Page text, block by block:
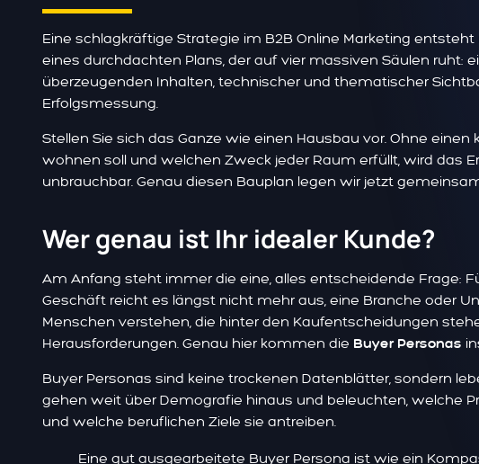
Eine schlagkräftige Strategie im B2B Online Marketing
eines durchdachten Plans, der auf vier massiven Säulen ruht:
überzeugenden Inhalten, technischer und thematischer
Erfolgsmessung.
Stellen Sie sich das Ganze wie einen Hausbau vor. Ohne
wohnen soll und welchen Zweck jeder Raum erfüllt, wird das
unbrauchbar. Genau diesen Bauplan legen wir jetzt
Wer genau ist Ihr idealer Kunde?
Am Anfang steht immer die eine, alles entscheidende Frage:
Geschäft reicht es längst nicht mehr aus, eine Branche oder
Menschen verstehen, die hinter den Kaufentscheidungen
Herausforderungen. Genau hier kommen die Buyer Personas
Buyer Personas sind keine trockenen Datenblätter, sondern
gehen weit über Demografie hinaus und beleuchten, welche
und welche beruflichen Ziele sie antreiben.
Eine gut ausgearbeitete Buyer Persona ist wie ein